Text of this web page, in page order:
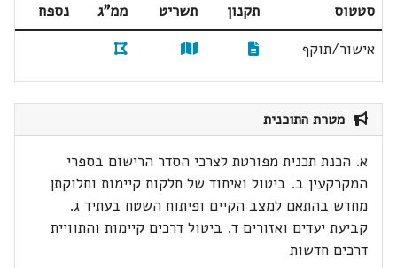
סטטוס תקנון תשריט ממ"ג
נספח
אישור/תוקף
מטרת התוכנית
א. הכנת תכנית מפורטת לצרכי הסדר הרישום בספרי
המקרקעין ב. ביטול ואיחוד של חלקות קיימות וחלוקתן
מחדש בהתאם למצב הקיים ופיתוח השטח בעתיד ג.
קביעת יעדים ואזורים ד. ביטול דרכים קיימות והתוויית
דרכים חדשות